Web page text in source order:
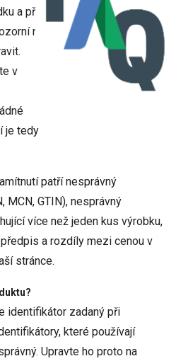
a při
na
v
je tedy
patří nesprávný
MCN, GTIN), nesprávný
více než jeden kus výrobku,
a rozdíly mezi cenou v
stránce.
identifikátor zadaný při
které používají
Upravte ho proto na